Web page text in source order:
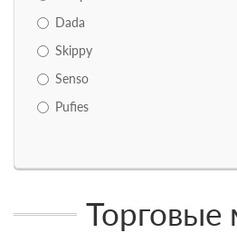
Dada
Skippy
Senso
Pufies
Торговые